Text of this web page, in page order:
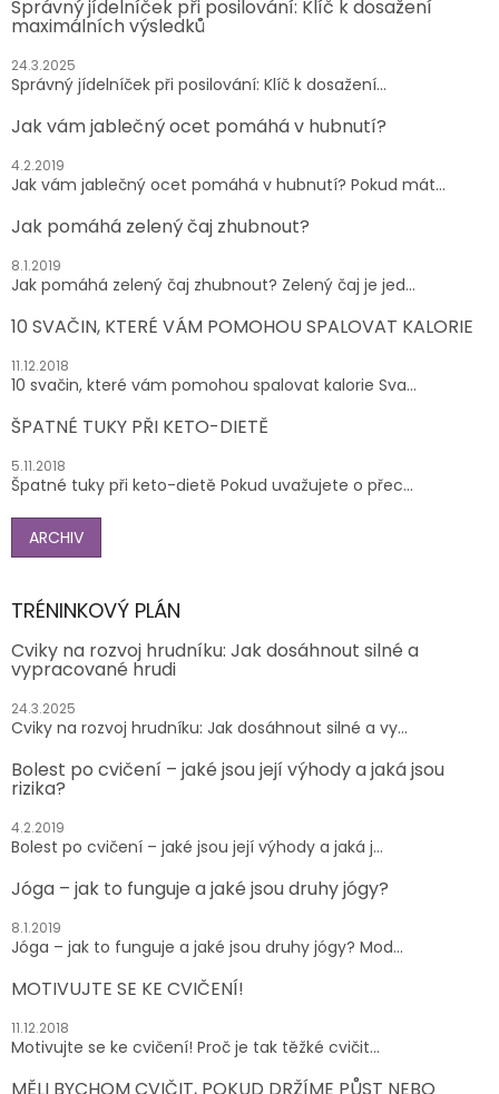
Správný jídelníček při posilování: Klíč k dosažení
maximálních výsledků
24.3.2025
Správný jídelníček při posilování: Klíč k dosažení...
Jak vám jablečný ocet pomáhá v hubnutí?
4.2.2019
Jak vám jablečný ocet pomáhá v hubnutí? Pokud mát...
Jak pomáhá zelený čaj zhubnout?
8.1.2019
Jak pomáhá zelený čaj zhubnout? Zelený čaj je jed...
10 SVAČIN, KTERÉ VÁM POMOHOU SPALOVAT KALORIE
11.12.2018
10 svačin, které vám pomohou spalovat kalorie Sva...
ŠPATNÉ TUKY PŘI KETO-DIETĚ
5.11.2018
Špatné tuky při keto-dietě Pokud uvažujete o přec...
ARCHIV
TRÉNINKOVÝ PLÁN
Cviky na rozvoj hrudníku: Jak dosáhnout silné a
vypracované hrudi
24.3.2025
Cviky na rozvoj hrudníku: Jak dosáhnout silné a vy...
Bolest po cvičení – jaké jsou její výhody a jaká jsou
rizika?
4.2.2019
Bolest po cvičení – jaké jsou její výhody a jaká j...
Jóga – jak to funguje a jaké jsou druhy jógy?
8.1.2019
Jóga – jak to funguje a jaké jsou druhy jógy? Mod...
MOTIVUJTE SE KE CVIČENÍ!
11.12.2018
Motivujte se ke cvičení! Proč je tak těžké cvičit...
MĚLI BYCHOM CVIČIT, POKUD DRŽÍME PŮST NEBO